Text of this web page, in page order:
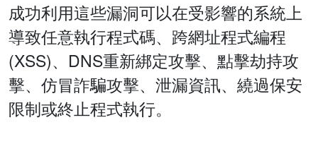
成功利用這些漏洞可以在受影響的系統上
導致任意執行程式碼、跨網址程式編程
(XSS)、DNS重新綁定攻擊、點擊劫持攻
擊、仿冒詐騙攻擊、泄漏資訊、繞過保安
限制或終止程式執行。